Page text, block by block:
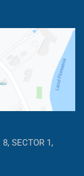
SECTOR 1,